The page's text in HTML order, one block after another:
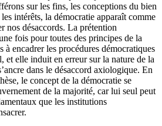
sur les fins, les conceptions du bien
intérêts, la démocratie apparaît comme
nos désaccords. La prétention
fois pour toutes des principes de la
à encadrer les procédures démocratiques
et elle induit en erreur sur la nature de la
dans le désaccord axiologique. En
le concept de la démocratie se
de la majorité, car lui seul peut
que les institutions